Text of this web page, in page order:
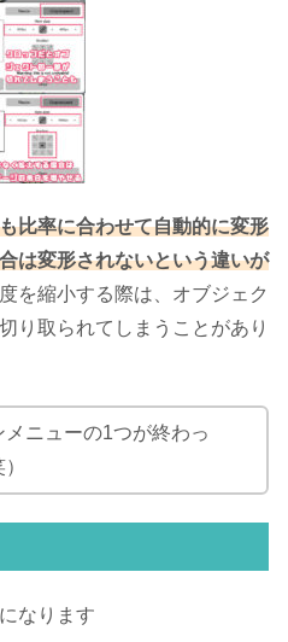
比率に合わせて自動的に変形
は変形されないという違いが
を縮小する際は、オブジェク
り取られてしまうことがあり
メニューの1つが終わっ
なります